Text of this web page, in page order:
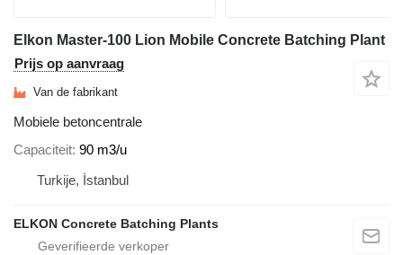
Elkon Master-100 Lion Mobile Concrete Batching Plant
Prijs op aanvraag
Van de fabrikant
Mobiele betoncentrale
Capaciteit 90 m3/u
Turkije, İstanbul
ELKON Concrete Batching Plants